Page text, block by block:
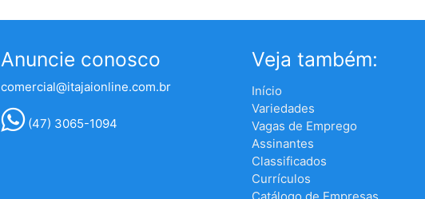
Anuncie conosco
comercial@itajaionline.com.br
(47) 3065-1094
Veja também:
Início
Variedades
Vagas de Emprego
Assinantes
Classificados
Currículos